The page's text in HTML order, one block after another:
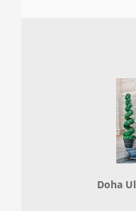
Doha